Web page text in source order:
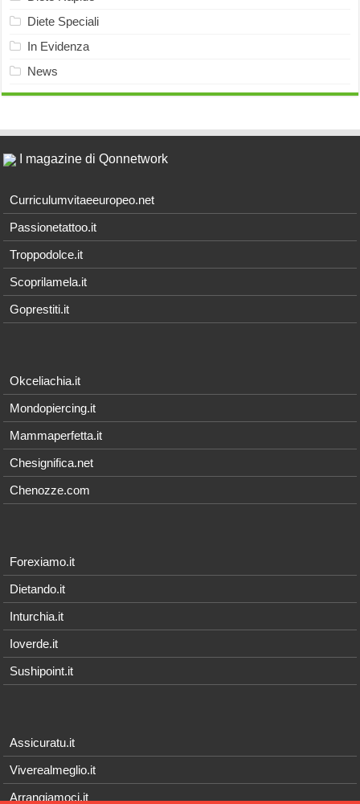
Diete Speciali
In Evidenza
News
I magazine di Qonnetwork
Curriculumvitaeeuropeo.net
Passionetattoo.it
Troppodolce.it
Scoprilamela.it
Goprestiti.it
Okceliachia.it
Mondopiercing.it
Mammaperfetta.it
Chesignifica.net
Chenozze.com
Forexiamo.it
Dietando.it
Inturchia.it
Ioverde.it
Sushipoint.it
Assicuratu.it
Viverealmeglio.it
Arrangiamoci.it